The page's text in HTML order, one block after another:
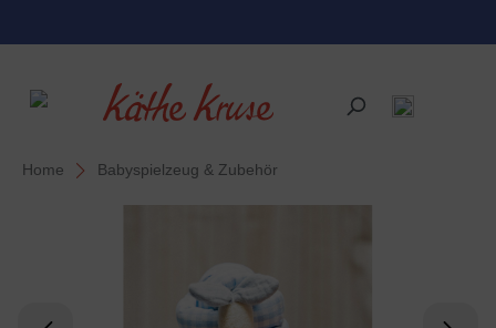
Home Babyspielzeug & Zubehör